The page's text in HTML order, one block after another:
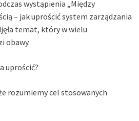
wystąpienia „Między
– jak uprościć system zarządzania
temat, który w wielu
obawy.
uprościć?
rozumiemy cel stosowanych